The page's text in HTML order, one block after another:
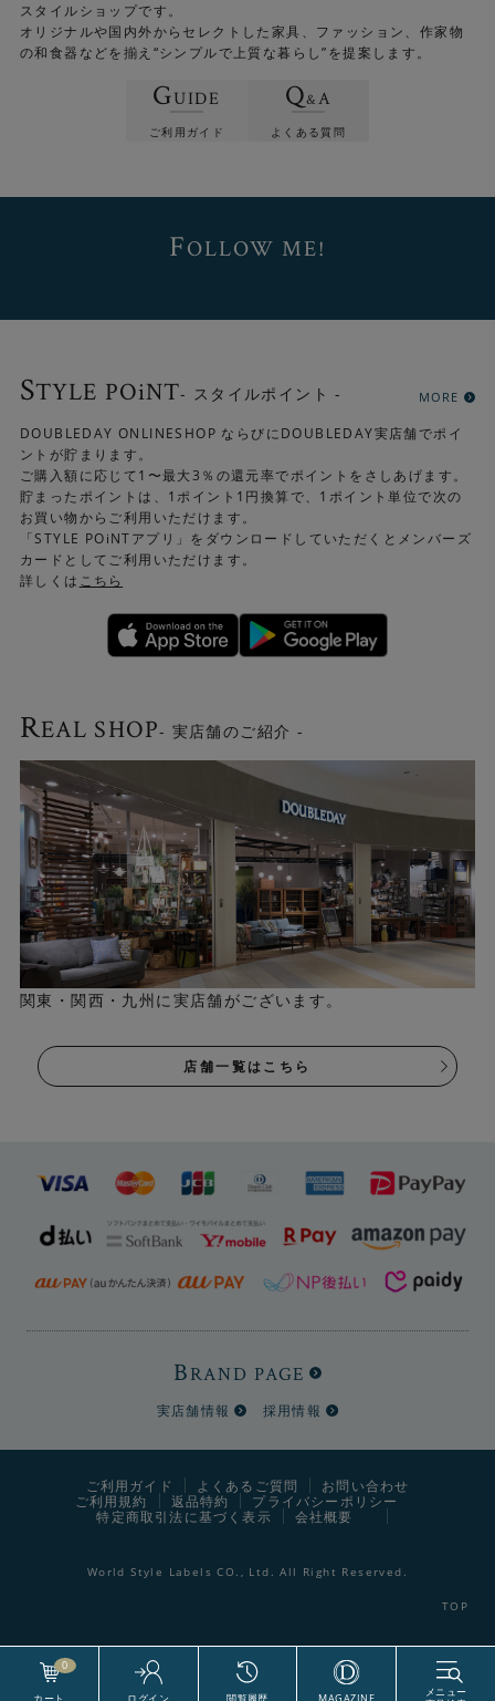
使いやすいフットスイッチ
スイッチは足元でON・OFFができるフットスイッチです。
スタイルショップです。
オリジナルや国内外からセレクトした家具、ファッション、作家物
の和食器などを揃え“シンプルで上質な暮らし”を提案します。
GUIDE
ご利用ガイド
Q&A
よくある質問
FOLLOW ME!
STYLE POiNT- スタイルポイント - MORE
DOUBLEDAY ONLINESHOP ならびにDOUBLEDAY実店舗でポイ
ントが貯まります。
ご購入額に応じて1〜最大3％の還元率でポイントをさしあげます。
貯まったポイントは、1ポイント1円換算で、1ポイント単位で次の
お買い物からご利用いただけます。
「STYLE POiNTアプリ」をダウンロードしていただくとメンバーズ
カードとしてご利用いただけます。
詳しくは こちら
REAL SHOP- 実店舗のご紹介 -
関東・関西・九州に実店舗がございます。
店舗一覧はこちら
BRAND PAGE
実店舗情報 採用情報
0
ご利用ガイド よくあるご質問
お問い合わせ
ご利用規約
返品特約
プライバシーポリシー
特定商取引法に基づく表示
会社概要
World Style Labels CO., Ltd. All Right Reserved.